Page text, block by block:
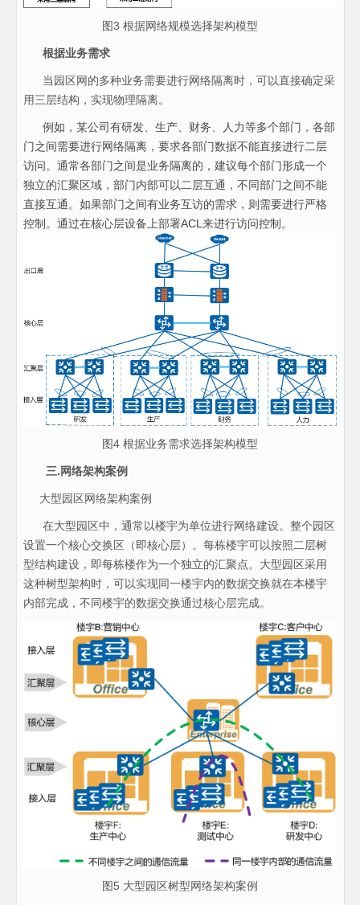
图3 根据网络规模选择架构模型
根据业务需求
当园区网的多种业务需要进行网络隔离时，可以直接确定采
用三层结构，实现物理隔离。
例如，某公司有研发、生产、财务、人力等多个部门，各部
门之间需要进行网络隔离，要求各部门数据不能直接进行二层
访问。通常各部门之间是业务隔离的，建议每个部门形成一个
独立的汇聚区域，部门内部可以二层互通，不同部门之间不能
直接互通。如果部门之间有业务互访的需求，则需要进行严格
控制。通过在核心层设备上部署ACL来进行访问控制。
图4 根据业务需求选择架构模型
三.网络架构案例
大型园区网络架构案例
在大型园区中，通常以楼宇为单位进行网络建设。整个园区
设置一个核心交换区（即核心层）。每栋楼宇可以按照二层树
型结构建设，即每栋楼作为一个独立的汇聚点。大型园区采用
这种树型架构时，可以实现同一楼宇内的数据交换就在本楼宇
内部完成，不同楼宇的数据交换通过核心层完成。
图5 大型园区树型网络架构案例